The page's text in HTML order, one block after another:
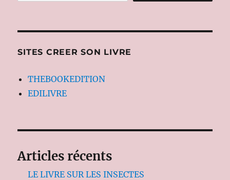
SITES CREER SON LIVRE
THEBOOKEDITION
EDILIVRE
Articles récents
LE LIVRE SUR LES INSECTES